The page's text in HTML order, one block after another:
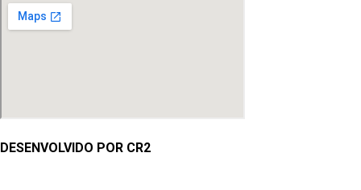
DESENVOLVIDO POR CR2